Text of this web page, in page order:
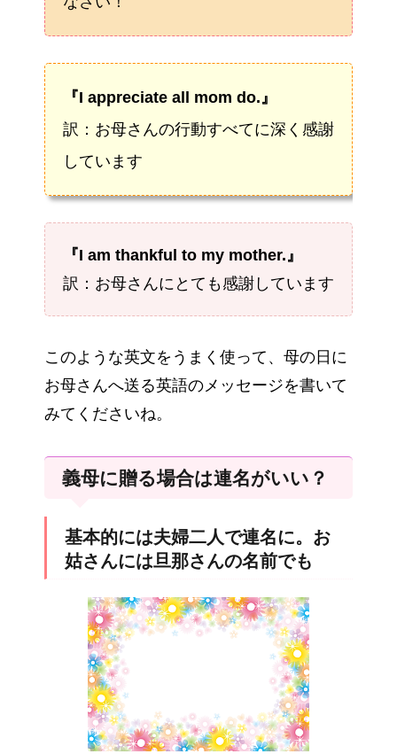
『I appreciate all mom do.』
訳：お母さんの行動すべてに深く感謝
しています
『I am thankful to my mother.』
訳：お母さんにとても感謝しています
このような英文をうまく使って、母の日に
お母さんへ送る英語のメッセージを書いて
みてくださいね。
義母に贈る場合は連名がいい？
基本的には夫婦二人で連名に。お
姑さんには旦那さんの名前でも